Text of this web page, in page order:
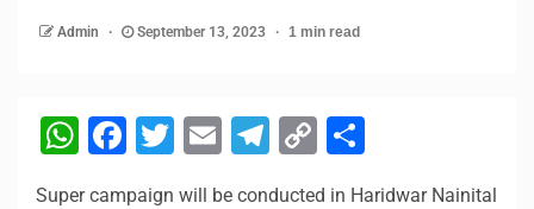
Admin September 13, 2023 1 min read
WhatsApp
Facebook
Twitter
EmailTelegram
Copy
Super campaign will be conducted in Haridwar Nainital